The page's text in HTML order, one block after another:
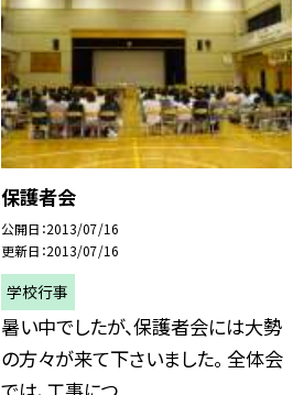
保護者会
公開日 2013/07/16
更新日 2013/07/16
学校行事
暑い中でしたが、保護者会には大勢
の方々が来て下さいました。 全体会